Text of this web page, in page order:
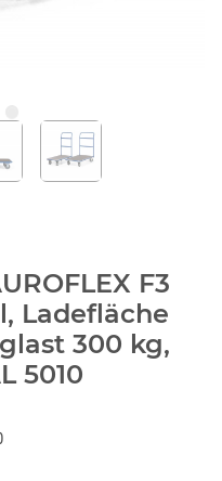
F3
Ladefläche
300 kg,
5010